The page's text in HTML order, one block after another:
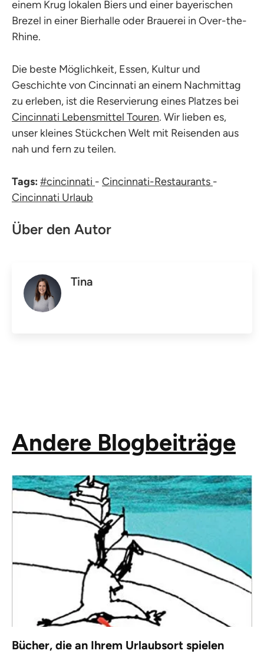
einem Krug lokalen Biers und einer bayerischen
Brezel in einer Bierhalle oder Brauerei in Over-the-
Rhine.
Die beste Möglichkeit, Essen, Kultur und
Geschichte von Cincinnati an einem Nachmittag
zu erleben, ist die Reservierung eines Platzes bei
Cincinnati Lebensmittel Touren. Wir lieben es,
unser kleines Stückchen Welt mit Reisenden aus
nah und fern zu teilen.
Tags: #cincinnati - Cincinnati-Restaurants -
Cincinnati Urlaub
Über den Autor
Tina
Andere Blogbeiträge
Bücher, die an Ihrem Urlaubsort spielen